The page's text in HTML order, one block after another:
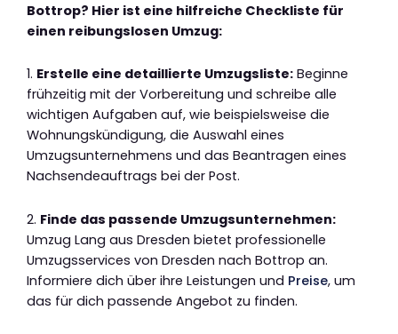
Bottrop? Hier ist eine hilfreiche Checkliste für
einen reibungslosen Umzug:
1. Erstelle eine detaillierte Umzugsliste: Beginne
frühzeitig mit der Vorbereitung und schreibe alle
wichtigen Aufgaben auf, wie beispielsweise die
Wohnungskündigung, die Auswahl eines
Umzugsunternehmens und das Beantragen eines
Nachsendeauftrags bei der Post.
2. Finde das passende Umzugsunternehmen:
Umzug Lang aus Dresden bietet professionelle
Umzugsservices von Dresden nach Bottrop an.
Informiere dich über ihre Leistungen und Preise, um
das für dich passende Angebot zu finden.